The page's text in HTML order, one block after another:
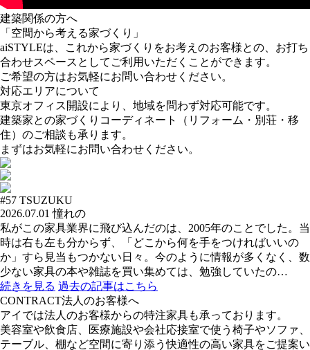
建築関係の方へ
「空間から考える家づくり」
aiSTYLEは、これから家づくりをお考えのお客様との、お打ち
合わせスペースとしてご利用いただくことができます。
ご希望の方はお気軽にお問い合わせください。
対応エリアについて
東京オフィス開設により、地域を問わず対応可能です。
建築家との家づくりコーディネート（リフォーム・別荘・移
住）のご相談も承ります。
まずはお気軽にお問い合わせください。
#57 TSUZUKU
2026.07.01 憧れの
私がこの家具業界に飛び込んだのは、2005年のことでした。当
時は右も左も分からず、「どこから何を手をつければいいの
か」すら見当もつかない日々。今のように情報が多くなく、数
少ない家具の本や雑誌を買い集めては、勉強していたの…
続きを見る 過去の記事はこちら
CONTRACT法人のお客様へ
アイでは法人のお客様からの特注家具も承っております。
美容室や飲食店、医療施設や会社応接室で使う椅子やソファ、
テーブル、棚など空間に寄り添う快適性の高い家具をご提案い